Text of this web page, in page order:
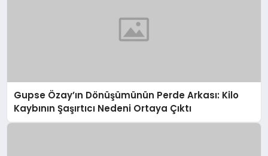
Gupse Özay’ın Dönüşümünün Perde Arkası: Kilo
Kaybının Şaşırtıcı Nedeni Ortaya Çıktı